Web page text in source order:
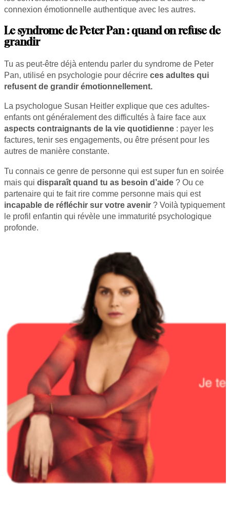
connexion émotionnelle authentique avec les autres.
Le syndrome de Peter Pan : quand on refuse de
grandir
Tu as peut-être déjà entendu parler du syndrome de Peter
Pan, utilisé en psychologie pour décrire ces adultes qui
refusent de grandir émotionnellement.
La psychologue Susan Heitler explique que ces adultes-
enfants ont généralement des difficultés à faire face aux
aspects contraignants de la vie quotidienne : payer les
factures, tenir ses engagements, ou être présent pour les
autres de manière constante.
Tu connais ce genre de personne qui est super fun en soirée
mais qui disparaît quand tu as besoin d’aide ? Ou ce
partenaire qui te fait rire comme personne mais qui est
incapable de réfléchir sur votre avenir ? Voilà typiquement
le profil enfantin qui révèle une immaturité psychologique
profonde.